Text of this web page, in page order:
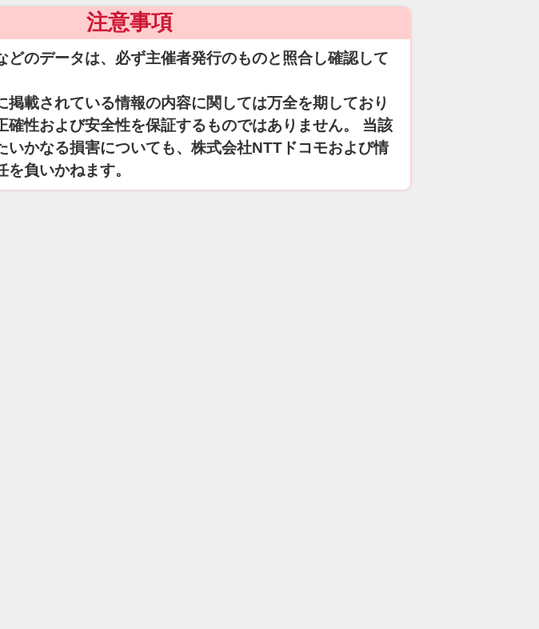
注意事項
どのデータは、必ず主催者発行のものと照合し確認して
掲載されている情報の内容に関しては万全を期しており
確性および安全性を保証するものではありません。 当該
いかなる損害についても、株式会社NTTドコモおよび情
負いかねます。